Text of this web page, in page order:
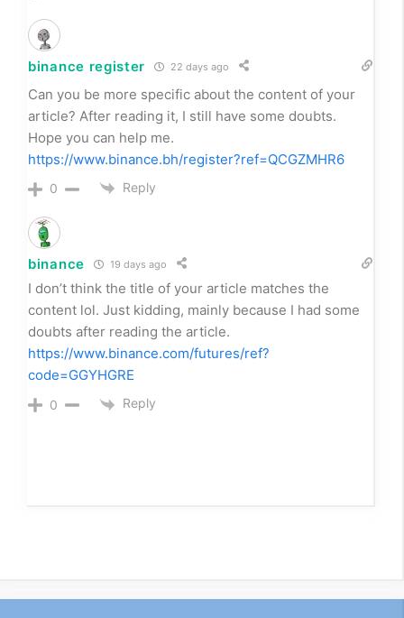
binance register 22 days ago
Can you be more specific about the content of your
article? After reading it, I still have some doubts.
Hope you can help me.